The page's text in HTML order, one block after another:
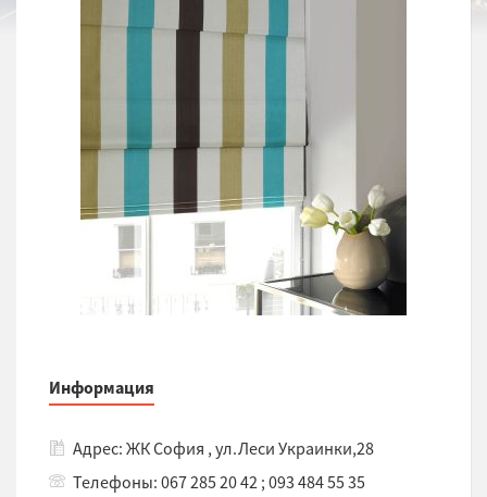
Информация
Адрес: ЖК София , ул.Леси Украинки,28
Телефоны: 067 285 20 42 ; 093 484 55 35